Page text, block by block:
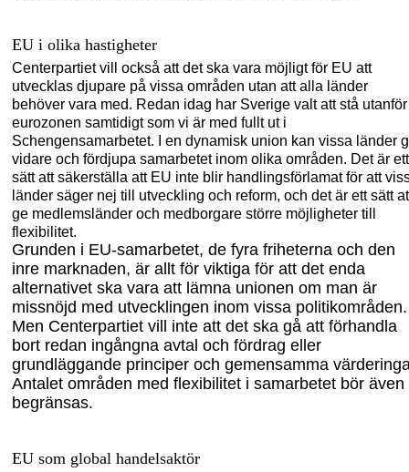
EU i olika hastigheter
Centerpartiet vill också att det ska vara möjligt för EU att
utvecklas djupare på vissa områden utan attalla länder
behöver vara med. Redan idag har Sverige valt att stå utanför
eurozonen samtidigt som vi är med fullt ut i
Schengensamarbetet. I en dynamisk union kan vissa länder
vidare och fördjupa samarbetet inom olika områden. Det är ett
sätt att säkerställa att EU inte blir handlingsförlamat för att
länder säger nej till utveckling och reform, och det är ett sätt
ge medlemsländer och medborgare större möjligheter till
flexibilitet.
Grunden i EU-samarbetet, de fyra friheterna och den
inre marknaden, är allt för viktiga för att det enda
alternativet ska vara att lämna unionen om man är
missnöjd med utvecklingen inom vissa politikområden.
Men Centerpartiet vill inte att det ska gå att förhandla
bort redan ingångna avtal och fördrag eller
grundläggande principer och gemensamma
Antalet områden med flexibilitet i samarbetet bör även
begränsas.
EU som global handelsaktör